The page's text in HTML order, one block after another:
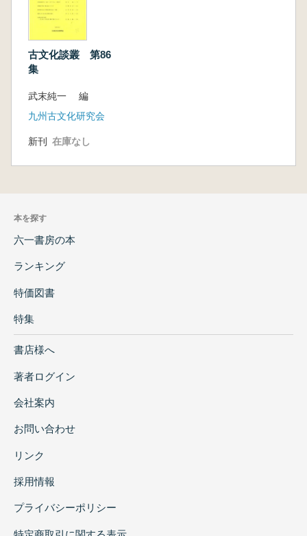
古文化談叢 第86
集
武末純一 編
九州古文化研究会
新刊 在庫なし
本を探す
六一書房の本
ランキング
特価図書
特集
書店様へ
著者ログイン
会社案内
お問い合わせ
リンク
採用情報
プライバシーポリシー